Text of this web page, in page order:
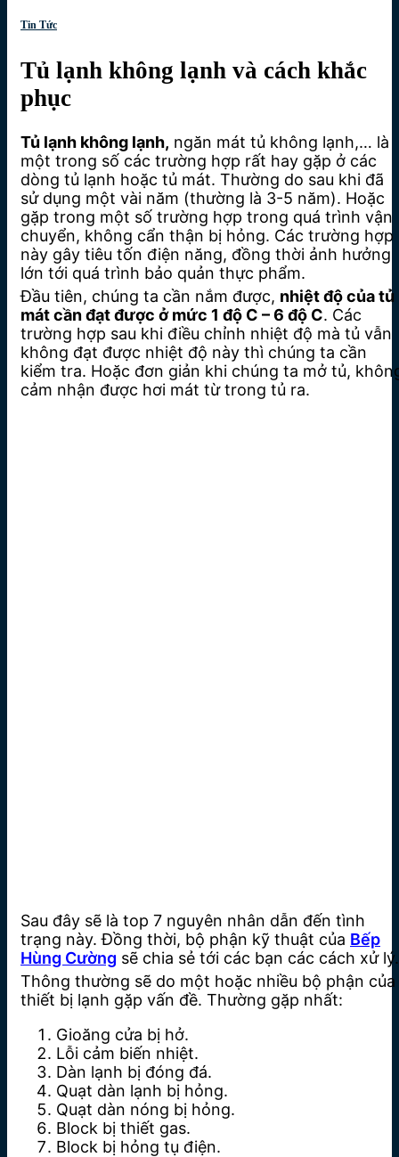
Tin Tức
Tủ lạnh không lạnh và cách khắc
phục
Tủ lạnh không lạnh, ngăn mát tủ không lạnh,… là
một trong số các trường hợp rất hay gặp ở các
dòng tủ lạnh hoặc tủ mát. Thường do sau khi đã
sử dụng một vài năm (thường là 3-5 năm). Hoặc
gặp trong một số trường hợp trong quá trình vận
chuyển, không cẩn thận bị hỏng. Các trường hợp
này gây tiêu tốn điện năng, đồng thời ảnh hưởng
lớn tới quá trình bảo quản thực phẩm.
Đầu tiên, chúng ta cần nắm được, nhiệt độ của tủ
mát cần đạt được ở mức 1 độ C – 6 độ C. Các
trường hợp sau khi điều chỉnh nhiệt độ mà tủ vẫn
không đạt được nhiệt độ này thì chúng ta cần
kiểm tra. Hoặc đơn giản khi chúng ta mở tủ,
cảm nhận được hơi mát từ trong tủ ra.
Sau đây sẽ là top 7 nguyên nhân dẫn đến tình
trạng này. Đồng thời, bộ phận kỹ thuật của Bếp
Hùng Cường sẽ chia sẻ tới các bạn các cách xử lý.
Thông thường sẽ do một hoặc nhiều bộ phận của
thiết bị lạnh gặp vấn đề. Thường gặp nhất:
Gioăng cửa bị hở.
Lỗi cảm biến nhiệt.
Dàn lạnh bị đóng đá.
Quạt dàn lạnh bị hỏng.
Quạt dàn nóng bị hỏng.
Block bị thiết gas.
Block bị hỏng tụ điện.